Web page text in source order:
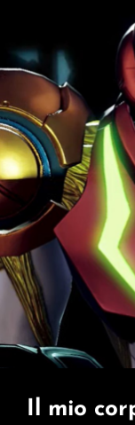
Il mio